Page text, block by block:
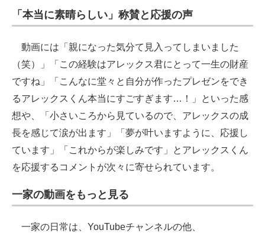
「本当に素晴らしい」称賛と応援の声
動画には「親になった気分て見入ってしまいました
（笑）」「この経験はアレックス君にとって一生の財産
ですね」「こんなに堂々と自分が作ったプレゼンをでき
るアレックスくん本当にすごすぎます…！」といった感
想や、「小さいころから見ているので、アレックスの成
長を感じて涙が出ます」「夢が叶いますように、応援し
ています」「これからが楽しみです」とアレックスくん
を応援するコメントが次々に寄せられています。
一家の動画をもっと見る
一家の日常は、YouTubeチャンネルの他、